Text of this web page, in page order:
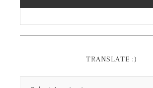
TRANSLATE :)